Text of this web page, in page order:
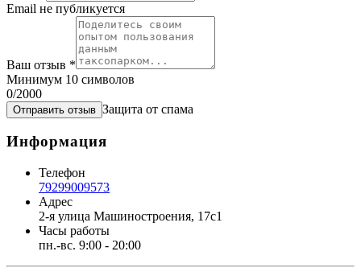
Email не публикуется
Ваш отзыв *
Минимум 10 символов
0/2000
Отправить отзыв Защита от спама
Информация
Телефон
79299009573
Адрес
2-я улица Машиностроения, 17с1
Часы работы
пн.-вс. 9:00 - 20:00